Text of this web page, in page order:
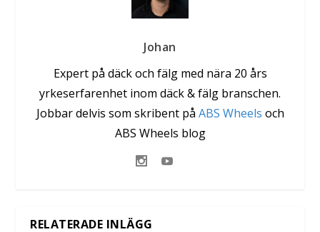
Johan
Expert på däck och fälg med nära 20 års
yrkeserfarenhet inom däck & fälg branschen.
Jobbar delvis som skribent på ABS Wheels och
ABS Wheels blog
RELATERADE INLÄGG